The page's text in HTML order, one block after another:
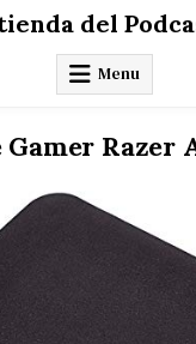
del
Menu
Gamer Razer